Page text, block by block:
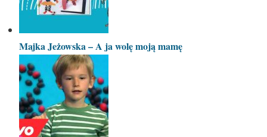
Majka Jeżowska – A ja wolę moją mamę